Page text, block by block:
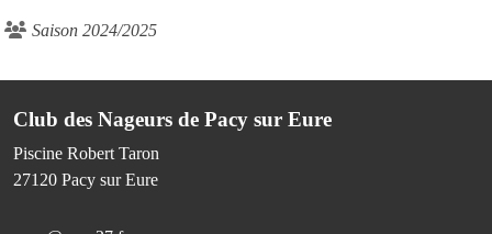
Saison 2024/2025
Club des Nageurs de Pacy sur Eure
Piscine Robert Taron
27120 Pacy sur Eure